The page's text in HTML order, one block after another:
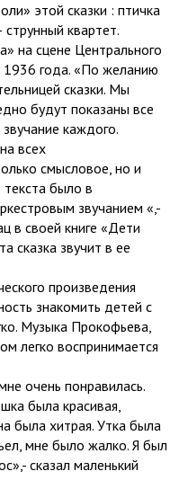
этой сказки : птичка
квартет.
на сцене Центрального
1936 года. «По желанию
сказки. Мы
будут показаны все
каждого.
всех
смысловое, но и
было в
звучанием «,-
в своей книге «Дети
сказка звучит в ее
произведения
знакомить детей с
Музыка Прокофьева,
легко воспринимается
очень понравилась.
была красивая,
была хитрая. Утка была
мне было жалко. Я был
сказал маленький